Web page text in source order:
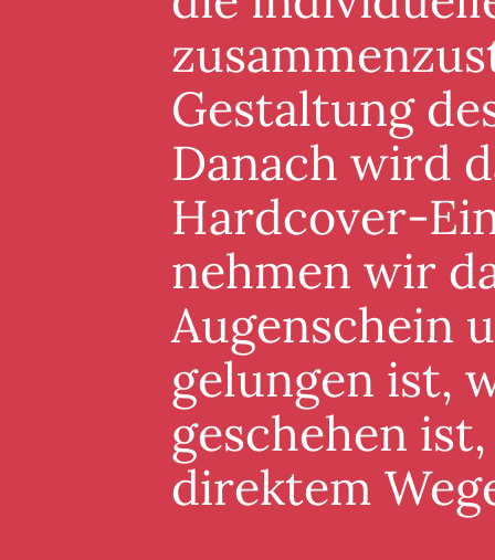
Gestaltung
Danach wird
Hardcover-
nehmen wir
Augenschein
gelungen ist,
geschehen
direktem